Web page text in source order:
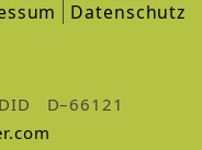
Datenschutz
D–66121